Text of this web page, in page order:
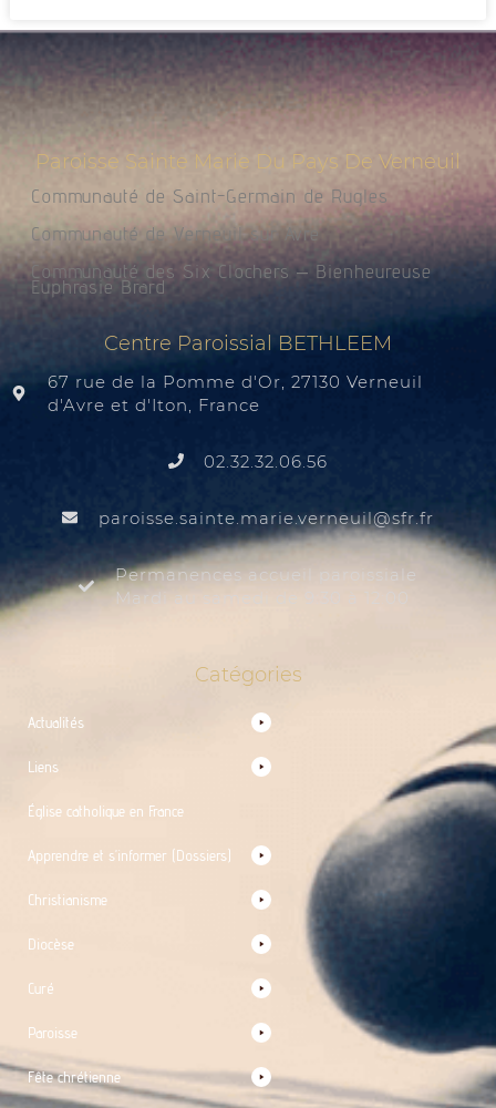
Paroisse Sainte Marie Du Pays De Verneuil
Communauté de Saint-Germain de Rugles
Communauté de Verneuil sur Avre
Communauté des Six Clochers – Bienheureuse
Euphrasie Brard
Centre Paroissial BETHLEEM
67 rue de la Pomme d'Or, 27130 Verneuil
d'Avre et d'Iton, France
02.32.32.06.56
rf.rfs
@liuenrev.eiram.etnias.essiorap
Permanences accueil paroissiale
Mardi au samedi de 9:30 à 12:00
Catégories
Actualités
Liens
Église catholique en France
Apprendre et s’informer (Dossiers)
Christianisme
Diocèse
Curé
Paroisse
Fête chrétienne